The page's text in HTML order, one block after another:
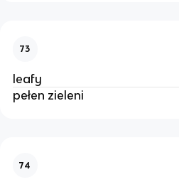
73
leafy
pełen zieleni
74